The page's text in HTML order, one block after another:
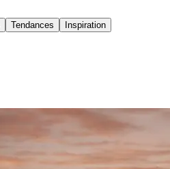
Tendances
Inspiration